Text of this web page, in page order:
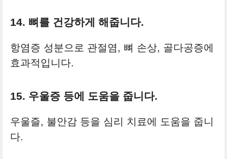
14. 뼈를 건강하게 해줍니다.
항염증 성분으로 관절염, 뼈 손상, 골다공증에
효과적입니다.
15. 우울증 등에 도움을 줍니다.
우울즐, 불안감 등을 심리 치료에 도움을 줍니
다.